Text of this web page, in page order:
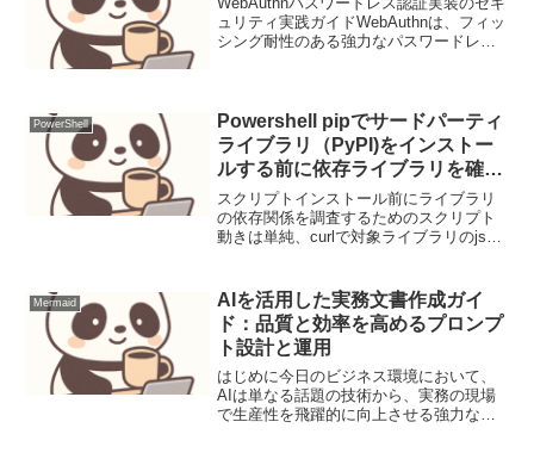
ュリティ実践ガイドWebAuthnは、フィッ
シング耐性のある強力なパスワードレス
可欠です。...
PowerShell
Powershell pipでサードパーティ
ライブラリ（PyPI)をインストー
ルする前に依存ライブラリを確認
するスクリプト
スクリプトインストール前にライブラリ
の依存関係を調査するためのスクリプト
動きは単純、curlで対象ライブラリのjson
requires_dist（依存ラ...
Mermaid
AIを活用した実務文書作成ガイ
ド：品質と効率を高めるプロンプ
ト設計と運用
はじめに今日のビジネス環境において、
AIは単なる話題の技術から、実務の現場
で生産性を飛躍的に向上させる強力なツ